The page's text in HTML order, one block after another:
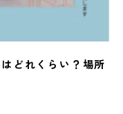
どれくらい？場所